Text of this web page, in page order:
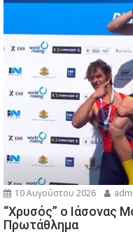
10 Αυγούστου 2026
“Χρυσός” ο Ιάσονας
Πρωτάθλημα